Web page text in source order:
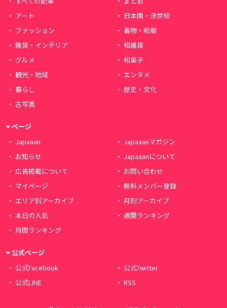
アート
日本画・浮世絵
ファッション
着物・和服
雑貨・インテリア
和雑貨
グルメ
和菓子
観光・地域
エンタメ
暮らし
歴史・文化
古写真
ページ
Japaaan
Japaaanマガジン
お知らせ
Japaaanについて
広告掲載について
お問い合わせ
マイページ
無料メンバー登録
エリア別アーカイブ
月別アーカイブ
本日の人気
週間ランキング
月間ランキング
公式ページ
公式Facebook
公式Twitter
公式LINE
RSS